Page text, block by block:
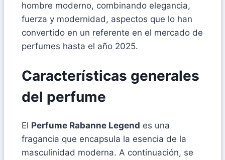
hombre moderno, combinando elegancia,
fuerza y modernidad, aspectos que lo han
convertido en un referente en el mercado de
perfumes hasta el año 2025.
Características generales
del perfume
El Perfume Rabanne Legend es una
fragancia que encapsula la esencia de la
masculinidad moderna. A continuación, se